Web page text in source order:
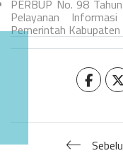
PERBUP No. 98
Pelayanan
Pemerintah Kabupaten